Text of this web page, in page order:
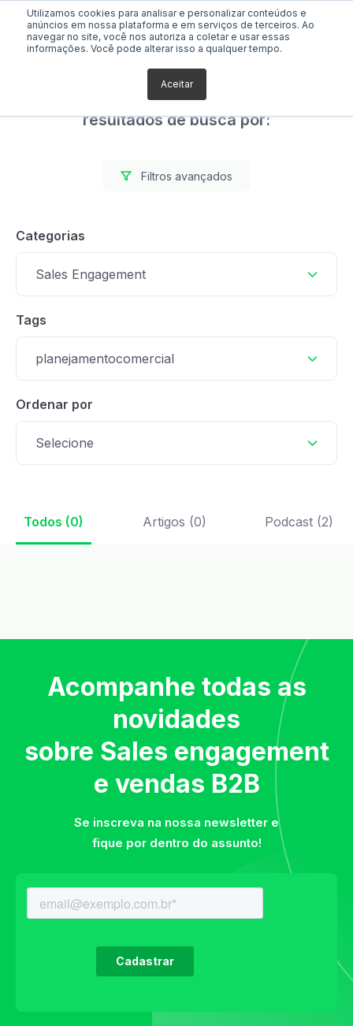
Utilizamos cookies para analisar e personalizar conteúdos e
anúncios em nossa plataforma e em serviços de terceiros. Ao
navegar no site, você nos autoriza a coletar e usar essas
informações. Você pode alterar isso a qualquer tempo.
Aceitar
Foram encontrados 0
resultados de busca por:
Filtros avançados
Categorias
Sales Engagement
Tags
planejamentocomercial
Ordenar por
Selecione
Todos (0) Artigos (0) Podcast (2)
Acompanhe todas as
novidades
sobre Sales engagement
e vendas B2B
Se inscreva na nossa newsletter e
fique por dentro do assunto!